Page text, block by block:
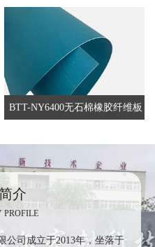
BTT-NY6400无石棉橡胶纤维板
介
PROFILE
公司成立于2013年，坐落于